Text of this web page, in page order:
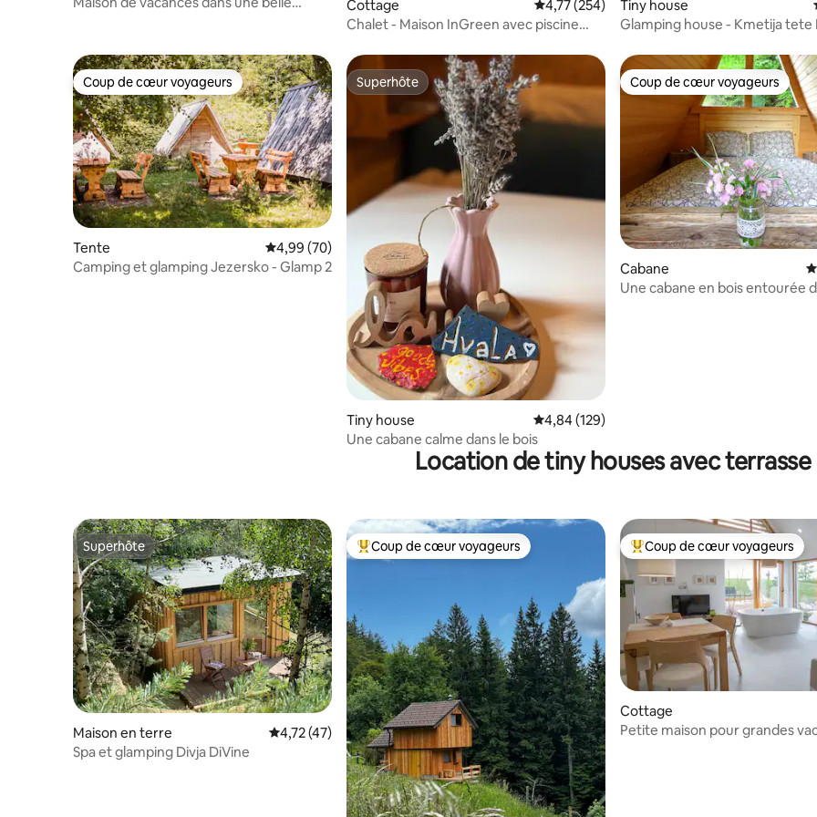
Cottage Évaluation moyenne sur la base de 254
4,77 (254)
Chalet - Maison InGreen avec piscine
Tiny house
Glamping house - Kmetija tete
Coup de cœur voyageurs
Coup de cœur voyageurs
Tente Évaluation moyenne sur la base de 70 commentaires : 4,99 sur 5
4,99 (70)
Camping et glamping Jezersko - Glamp 2
Superhôte
Superhôte
Tiny house Évaluation moyenne sur la base de 129
4,84 (129)
Une cabane calme dans le bois
Coup de cœur voyageurs
Coup de cœur voyageurs
Cabane
Une cabane en bois entourée
Location de tiny houses avec terrasse
Superhôte
Superhôte
Maison en terre Évaluation moyenne sur la base de 47 commentaires : 4,72 sur 5
4,72 (47)
Spa et glamping Divja DiVine
Coups de cœur voyageurs les plus appréciés
Coup de cœur voyageurs Coups de cœur voyageurs les
Coup de cœur voyageurs
Cottage
Petite maison pour grandes